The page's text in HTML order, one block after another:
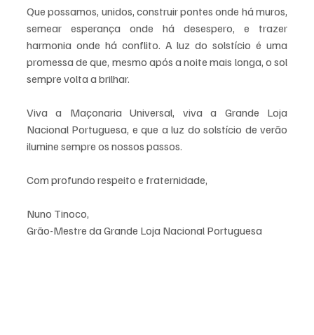
Que possamos, unidos, construir pontes onde há muros,
semear esperança onde há desespero, e trazer
harmonia onde há conflito. A luz do solstício é uma
promessa de que, mesmo após a noite mais longa, o sol
sempre volta a brilhar.
Viva a Maçonaria Universal, viva a Grande Loja
Nacional Portuguesa, e que a luz do solstício de verão
ilumine sempre os nossos passos.
Com profundo respeito e fraternidade,
Nuno Tinoco,
Grão-Mestre da Grande Loja Nacional Portuguesa